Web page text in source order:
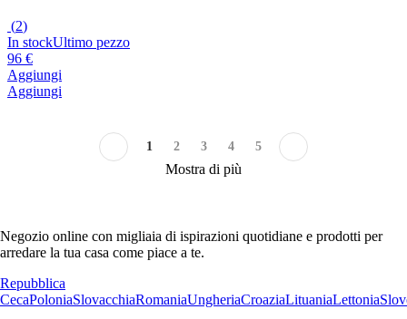
(2)
In stockUltimo pezzo
96 €
Aggiungi
Aggiungi
1 2 3 4 5
Mostra di più
Negozio online con migliaia di ispirazioni quotidiane e prodotti per
arredare la tua casa come piace a te.
Repubblica
CecaPoloniaSlovacchiaRomaniaUngheriaCroaziaLituaniaLettonia